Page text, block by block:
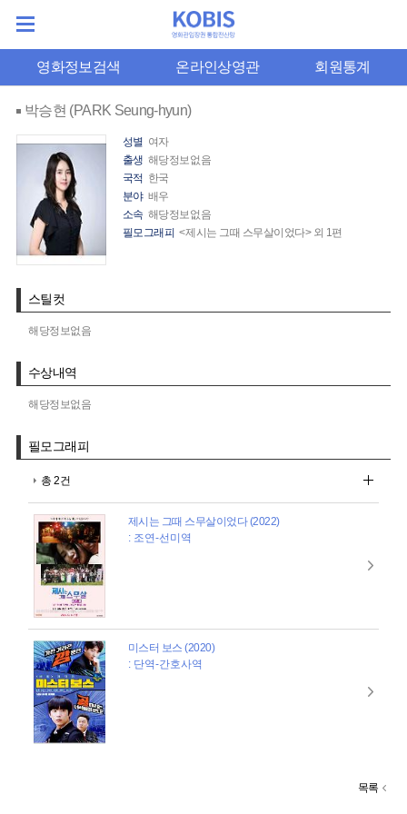
영화정보검색 온라인상영관 회원통계
박승현 (PARK Seung-hyun)
성별 여자
출생 해당정보없음
국적 한국
분야 배우
소속 해당정보없음
필모그래피 <제시는 그때 스무살이었다> 외 1편
스틸컷
해당정보없음
수상내역
해당정보없음
필모그래피
총 2건
제시는 그때 스무살이었다 (2022)
: 조연-선미역
미스터 보스 (2020)
: 단역-간호사역
목록